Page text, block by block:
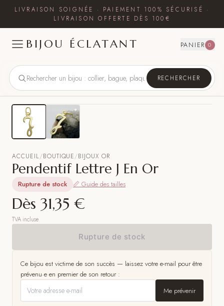
LIVRAISON SOIGNÉE · PAIEMENT 100% SÉCURISÉ ·
LIVRAISON OFFERTE DÈS 100€
BIJOU ÉCLATANT PANIER 0
RECHERCHER
ACCUEIL/BOUTIQUE/BIJOUX OR
Pendentif Lettre J En Or
Rupture de stock 📏 Guide des tailles
Dès 31,35 €
TVA incluse
Rupture de stock
Ce bijou est victime de son succès — laissez votre e-mail pour être
prévenu·e en premier de son retour :
Me prévenir